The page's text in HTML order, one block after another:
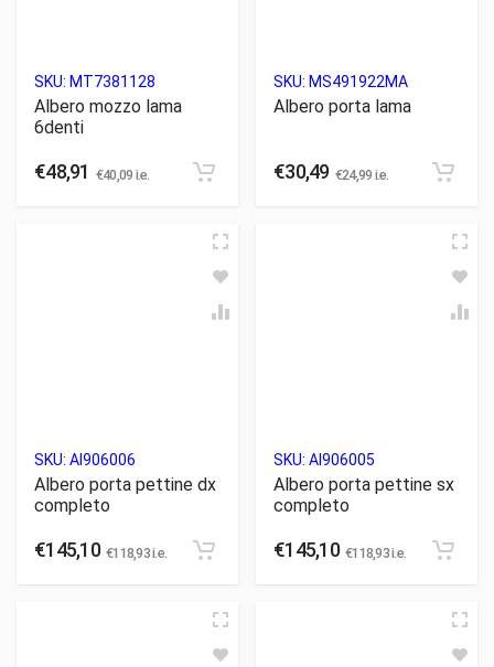
SKU: MT7381128
Albero mozzo lama
6denti
€48,91 €40,09 i.e.
SKU: MS491922MA
Albero porta lama
€30,49 €24,99 i.e.
SKU: AI906006
Albero porta pettine dx
completo
€145,10 €118,93i.e.
SKU: AI906005
Albero porta pettine sx
completo
€145,10 €118,93i.e.